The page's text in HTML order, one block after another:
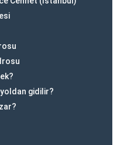
yoldan gidilir?